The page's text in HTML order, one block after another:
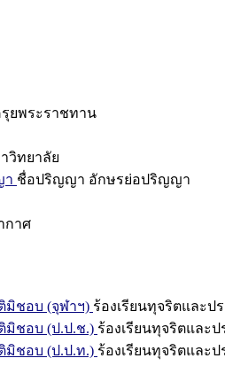
รุยพระราชทาน
วิทยาลัย
า ชื่อปริญญา อักษรย่อปริญญา
กาศ
มิชอบ (จุฬาฯ) ร้องเรียนทุจริตและป
มิชอบ (ป.ป.ช.) ร้องเรียนทุจริตและ
มิชอบ (ป.ป.ท.) ร้องเรียนทุจริตและ